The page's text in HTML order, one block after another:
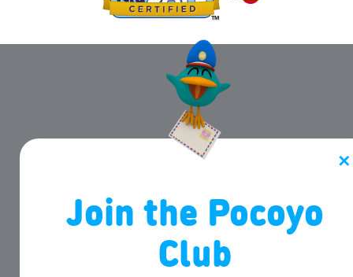
✕
Join the Pocoyo
Club